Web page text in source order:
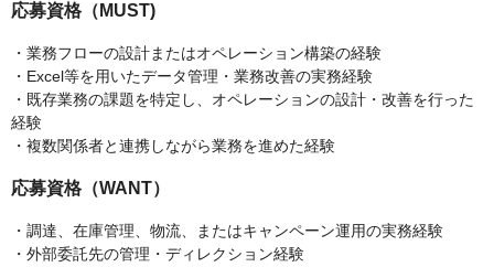
応募資格（MUST)
・業務フローの設計またはオペレーション構築の経験
・Excel等を用いたデータ管理・業務改善の実務経験
・既存業務の課題を特定し、オペレーションの設計・改善を行った
経験
・複数関係者と連携しながら業務を進めた経験
応募資格（WANT）
・調達、在庫管理、物流、またはキャンペーン運用の実務経験
・外部委託先の管理・ディレクション経験